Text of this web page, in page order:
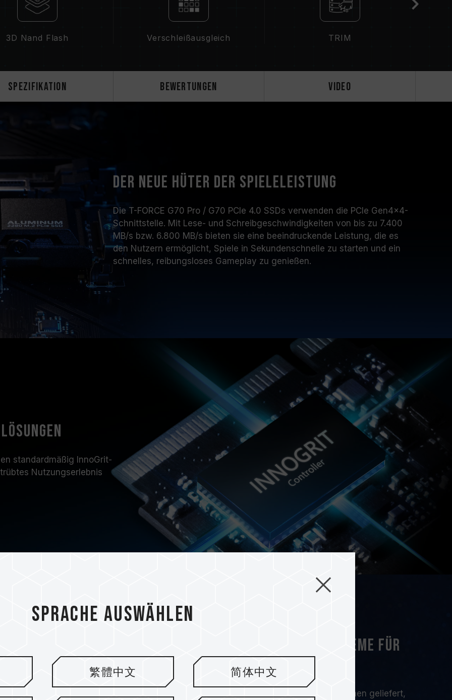
3D Nand Flash Verschleißausgleich TRIM
Spezifikation Bewertungen Video
Der neue Hüter der Spieleleistung
Die T-FORCE G70 Pro / G70 PCIe 4.0 SSDs verwenden die PCIe Gen4x4-
Schnittstelle. Mit Lese- und Schreibgeschwindigkeiten von bis zu 7.400
MB/s bzw. 6.800 MB/s bieten sie eine beeindruckende Leistung, die es
den Nutzern ermöglicht, Spiele in Sekundenschnelle zu starten und ein
schnelles, reibungsloses Gameplay zu genießen.
standardmäßig InnoGrit-
Nutzungserlebnis
Verschiedene Zwischenspeichersysteme für
die Bedürfnisse der Nutzer
Die SSDs werden mit verschiedenen Klassifizierungssystemen geliefert,
Sprache auswählen
繁體中文 简体中文